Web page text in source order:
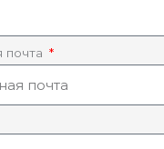
почта